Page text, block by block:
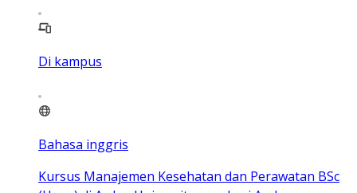
Di kampus
Bahasa inggris
Kursus Manajemen Kesehatan dan Perawatan BSc